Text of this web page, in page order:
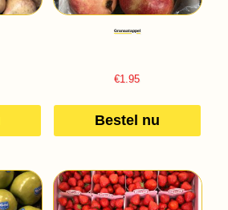
Granaatappel
€1.95
Bestel nu